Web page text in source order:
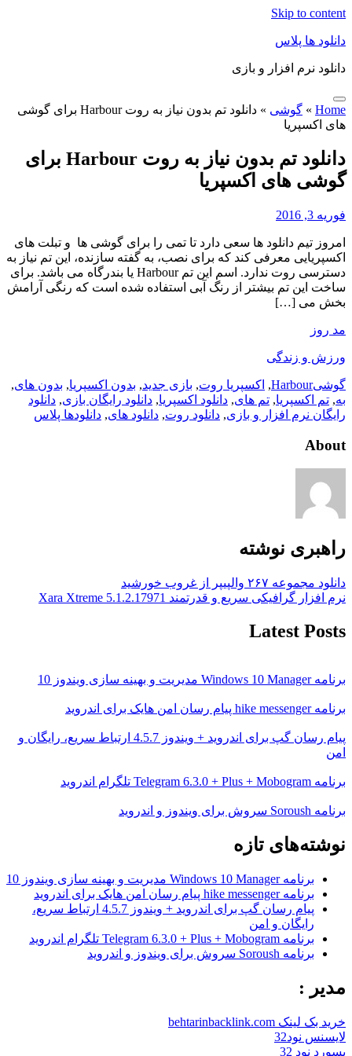
Skip to content
دانلود ها پلاس
دانلود نرم افزار و بازی
Home
» گوشی »
دانلود تم بدون نیاز به روت Harbour برای گوشی
های اکسپریا
دانلود تم بدون نیاز به روت Harbour برای
گوشی های اکسپریا
فوریه 3, 2016
امروز تیم دانلود ها سعی دارد تا تمی را برای گوشی ها و تبلت های
اکسپریایی معرفی کند که برای نصب، به گفته سازنده، این تم نیاز به
دسترسی روت ندارد. اسم این تم Harbour یا بندرگاه می باشد. برای
ساخت این تم بیشتر از رنگ آبی استفاده شده است که رنگی آرامش
بخش می […]
مد روز
ورزش و زندگی
گوشیHarbour
, اکسپریا روت, بازی جدید, بدون اکسپریا, بدون های,
به, تم اکسپریا, تم های, دانلود اکسپریا, دانلود رایگان بازی, دانلود
رایگان نرم افزار و بازی, دانلود روت, دانلود های, دانلودها پلاس
About
راهبری نوشته
دانلود مجموعه ۲۶۷ والپیپر از غروب خورشید
نرم افزار گرافیکی سریع و قدرتمند Xara Xtreme 5.1.2.17971
Latest Posts
برنامه Windows 10 Manager مدیریت و بهینه سازی ویندوز 10
برنامه hike messenger پیام‌ رسان‌ امن هایک برای اندروید
پیام رسان گپ برای اندروید + ویندوز 4.5.7 ارتباط سریع، رایگان و
امن
برنامه Telegram 6.3.0 + Plus + Mobogram تلگرام اندروید
برنامه Soroush سروش برای ویندوز و اندروید
نوشته‌های تازه
برنامه Windows 10 Manager مدیریت و بهینه سازی ویندوز 10
برنامه hike messenger پیام‌ رسان‌ امن هایک برای اندروید
پیام رسان گپ برای اندروید + ویندوز 4.5.7 ارتباط سریع،
رایگان و امن
برنامه Telegram 6.3.0 + Plus + Mobogram تلگرام اندروید
برنامه Soroush سروش برای ویندوز و اندروید
مدیر :
خرید بک لینک behtarinbacklink.com
لایسنس نود32
پسورد نود 32